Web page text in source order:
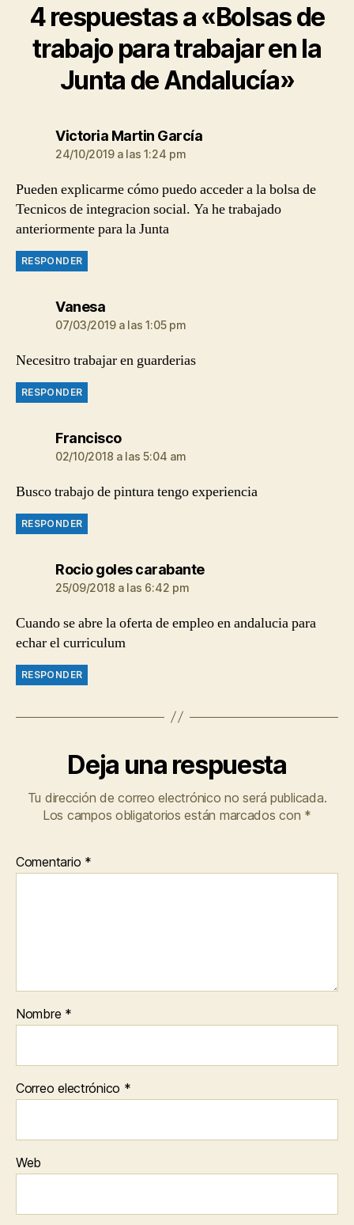
4 respuestas a «Bolsas de
trabajo para trabajar en la
Junta de Andalucía»
Victoria Martin Garcíadice:
24/10/2019 a las 1:24 pm
Pueden explicarme cómo puedo acceder a la bolsa de
Tecnicos de integracion social. Ya he trabajado
anteriormente para la Junta
RESPONDER
Vanesadice:
07/03/2019 a las 1:05 pm
Necesitro trabajar en guarderias
RESPONDER
Franciscodice:
02/10/2018 a las 5:04 am
Busco trabajo de pintura tengo experiencia
RESPONDER
Rocio goles carabantedice:
25/09/2018 a las 6:42 pm
Cuando se abre la oferta de empleo en andalucia para
echar el curriculum
RESPONDER
Deja una respuesta
Tu dirección de correo electrónico no será publicada.
Los campos obligatorios están marcados con *
Comentario *
Nombre *
Correo electrónico *
Web